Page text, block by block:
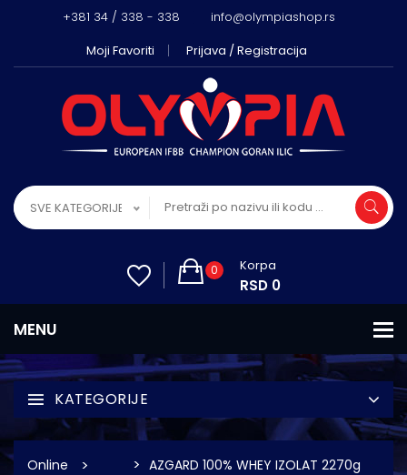
+381 34 / 338 - 338
info@olympiashop.rs
Moji Favoriti
Prijava / Registracija
SVE KATEGORIJE
0 Korpa
RSD 0
KATEGORIJE
Online
AZGARD 100% WHEY IZOLAT 2270g